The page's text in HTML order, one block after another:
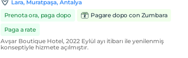
Lara, Muratpaşa, Antalya
Prenota ora, paga dopo
Pagare dopo con Zumbara
Paga a rate
Avşar Boutique Hotel, 2022 Eylül ayı itibarı ile yenilenmiş
konseptiyle hizmete açılmıştır.